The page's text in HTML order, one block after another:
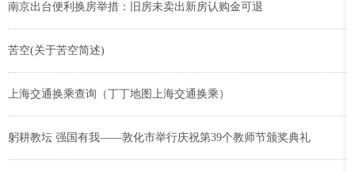
南京出台便利换房举措：旧房未卖出新房认购金可退
苦空(关于苦空简述)
上海交通换乘查询（丁丁地图上海交通换乘）
躬耕教坛 强国有我——敦化市举行庆祝第39个教师节颁奖典礼